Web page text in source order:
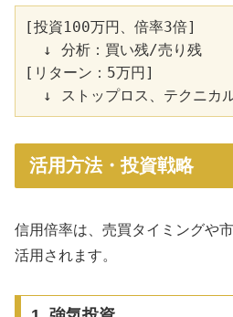
[投資100万円、倍率3倍]
  ↓ 分析：買い残/売り残
[リターン：5万円]
活用方法・投資戦略
信用倍率は、売買タイミングや
活用されます。